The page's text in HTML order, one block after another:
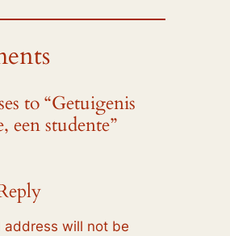
to “Getuigenis
een studente”
address will not be